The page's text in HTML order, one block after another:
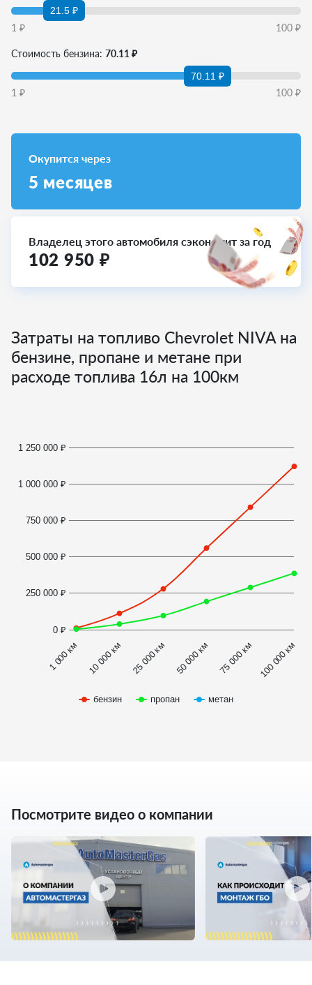
21.5 ₽
1 ₽ 100 ₽
Стоимость бензина: 70.11 ₽
70.11 ₽
1 ₽ 100 ₽
Окупится через
5 месяцев
Владелец этого автомобиля сэкономит за год
102 950 ₽
Затраты на топливо Chevrolet NIVA на
бензине, пропане и метане при
расходе топлива 16л на 100км
бензин пропан метан
1 000 км 10 000 км 25 000 км 50 000 км 75 000 км 100 000 км
0 ₽
250 000 ₽
500 000 ₽
750 000 ₽
1 000 000 ₽
1 250 000 ₽
Посмотрите видео о компании